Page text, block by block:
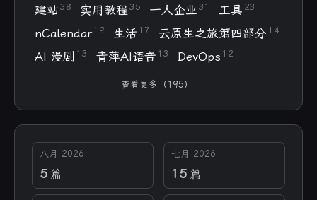
建站 38 实用教程 35 一人企业 31 工具 23
nCalendar 19 生活 17 云原生之旅第四部分 14
AI 漫剧 13 青萍AI语音 13 DevOps 12
查看更多（195）
八月 2026
5 篇
七月 2026
15 篇